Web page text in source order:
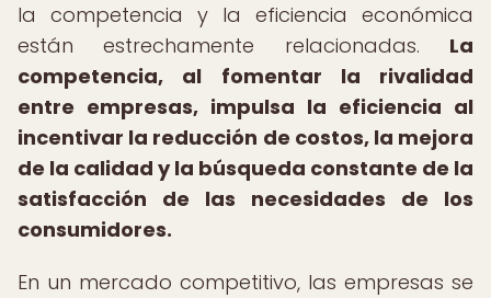
la competencia y la eficiencia económica
están estrechamente relacionadas. La
competencia, al fomentar la rivalidad
entre empresas, impulsa la eficiencia al
incentivar la reducción de costos, la mejora
de la calidad y la búsqueda constante de la
satisfacción de las necesidades de los
consumidores.
En un mercado competitivo, las empresas se